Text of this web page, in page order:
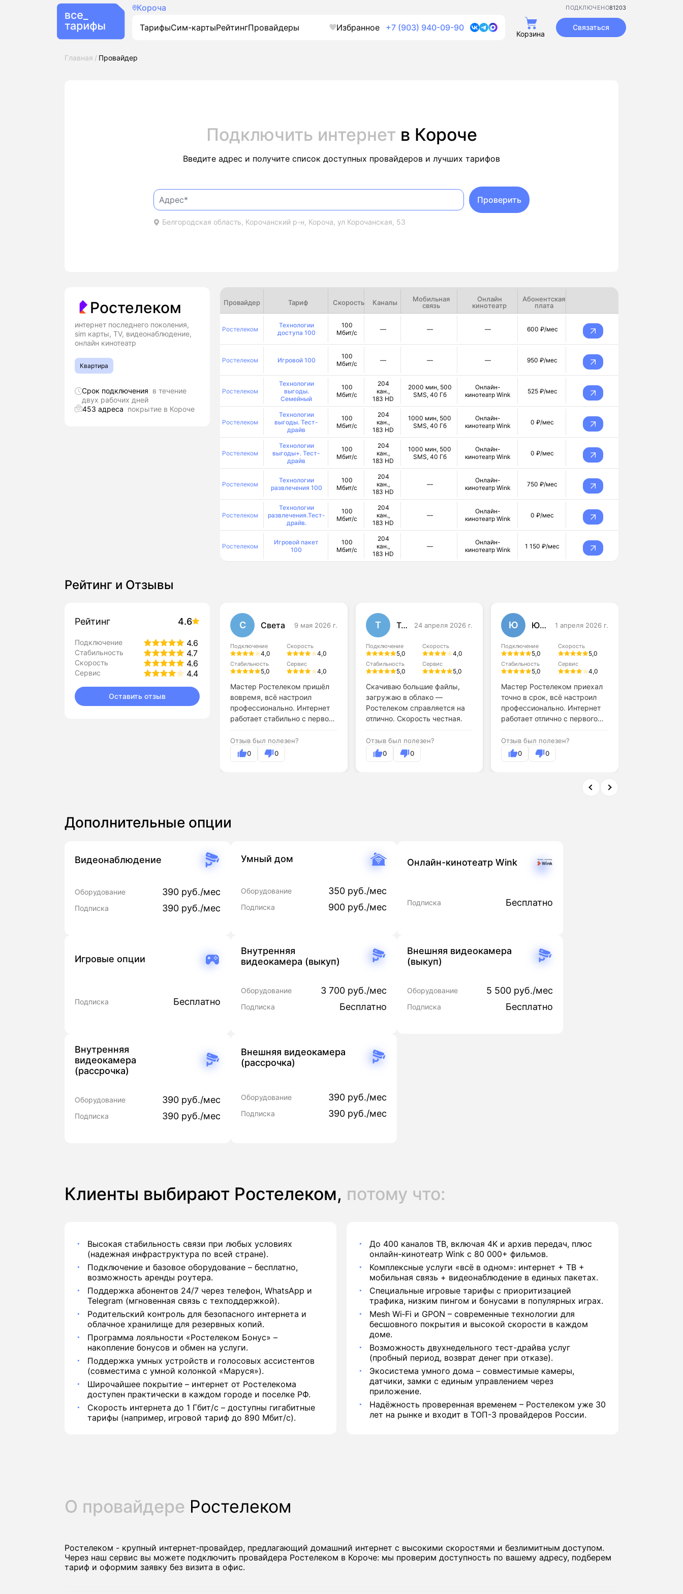
Короча 81203
ПОДКЛЮЧЕНО
ТарифыСим-картыРейтингПровайдеры Избранное +7 (903) 940-09-90
Корзина
Связаться
Главная Провайдер
Подключить интернет в Короче
Введите адрес и получите список доступных провайдеров и лучших тарифов
Белгородская область, Корочанский р-н, Короча, ул Корочанская, 53
Проверить
Ростелеком
интернет последнего поколения,
sim карты, TV, видеонаблюдение,
онлайн кинотеатр
Квартира
Срок подключения в течение
двух рабочих дней
453 адреса покрытие в Короче
Рейтинг 4.6
Подключение 4.6
Стабильность 4.7
Скорость 4.6
Сервис 4.4
Оставить отзыв
Рейтинг и Отзывы
С Света 9 мая 2026 г.
Подключение
4,0
Скорость
4,0
Стабильность
5,0
Сервис
4,0
Мастер Ростелеком пришёл
вовремя, всё настроил
профессионально. Интернет
работает стабильно с первого
Отзыв был полезен?
0
0
Т Тома 24 апреля 2026 г.
Подключение
5,0
Скорость
4,0
Стабильность
5,0
Сервис
5,0
Скачиваю большие файлы,
загружаю в облако —
Ростелеком справляется на
отлично. Скорость честная.
Отзыв был полезен?
0
0
Ю Юлия Данилова 1 апреля 2026 г.
Подключение
5,0
Скорость
5,0
Стабильность
5,0
Сервис
4,0
Мастер Ростелеком приехал
точно в срок, всё настроил
профессионально. Интернет
работает отлично с первого
Отзыв был полезен?
0
0
Провайдер Тариф Скорость Каналы
Мобильная
связь
Онлайн
кинотеатр
Абонентская
плата
Ростелеком
Технологии
доступа 100
100
Мбит/с
— — — 600 ₽/мес
Ростелеком Игровой 100
100
Мбит/с
— — — 950 ₽/мес
Ростелеком
Технологии
выгоды.
Семейный
100
Мбит/с
204
кан.,
183 HD
2000 мин, 500
SMS, 40 Гб
Онлайн-
кинотеатр Wink
525 ₽/мес
Ростелеком
Технологии
выгоды. Тест-
драйв
100
Мбит/с
204
кан.,
183 HD
1000 мин, 500
SMS, 40 Гб
Онлайн-
кинотеатр Wink
0 ₽/мес
Ростелеком
Технологии
выгоды+. Тест-
драйв
100
Мбит/с
204
кан.,
183 HD
1000 мин, 500
SMS, 40 Гб
Онлайн-
кинотеатр Wink
0 ₽/мес
Ростелеком
Технологии
развлечения 100
100
Мбит/с
204
кан.,
183 HD
—
Онлайн-
кинотеатр Wink
750 ₽/мес
Ростелеком
Технологии
развлечения.Тест-
драйв.
100
Мбит/с
204
кан.,
183 HD
—
Онлайн-
кинотеатр Wink
0 ₽/мес
Ростелеком
Игровой пакет
100
100
Мбит/с
204
кан.,
183 HD
—
Онлайн-
кинотеатр Wink
1 150 ₽/мес
Дополнительные опции
Видеонаблюдение
Оборудование 390 руб./мес
Подписка 390 руб./мес
Умный дом
Оборудование 350 руб./мес
Подписка 900 руб./мес
Онлайн-кинотеатр Wink
Подписка Бесплатно
Игровые опции
Подписка Бесплатно
Внутренняя
видеокамера (выкуп)
Оборудование 3 700 руб./мес
Подписка Бесплатно
Внешняя видеокамера
(выкуп)
Оборудование 5 500 руб./мес
Подписка Бесплатно
Внутренняя
видеокамера
(рассрочка)
Оборудование 390 руб./мес
Подписка 390 руб./мес
Внешняя видеокамера
(рассрочка)
Оборудование 390 руб./мес
Подписка 390 руб./мес
Клиенты выбирают Ростелеком, потому что:
Высокая стабильность связи при любых условиях
(надежная инфраструктура по всей стране).
Подключение и базовое оборудование – бесплатно,
возможность аренды роутера.
Поддержка абонентов 24/7 через телефон, WhatsApp и
Telegram (мгновенная связь с техподдержкой).
Родительский контроль для безопасного интернета и
облачное хранилище для резервных копий.
Программа лояльности «Ростелеком Бонус» –
накопление бонусов и обмен на услуги.
Поддержка умных устройств и голосовых ассистентов
(совместима с умной колонкой «Маруся»).
Широчайшее покрытие – интернет от Ростелекома
доступен практически в каждом городе и поселке РФ.
Скорость интернета до 1 Гбит/с – доступны гигабитные
тарифы (например, игровой тариф до 890 Мбит/с).
До 400 каналов ТВ, включая 4K и архив передач, плюс
онлайн-кинотеатр Wink с 80 000+ фильмов.
Комплексные услуги «всё в одном»: интернет + ТВ +
мобильная связь + видеонаблюдение в единых пакетах.
Специальные игровые тарифы с приоритизацией
трафика, низким пингом и бонусами в популярных играх.
Mesh Wi‑Fi и GPON – современные технологии для
бесшовного покрытия и высокой скорости в каждом
доме.
Возможность двухнедельного тест-драйва услуг
(пробный период, возврат денег при отказе).
Экосистема умного дома – совместимые камеры,
датчики, замки с единым управлением через
приложение.
Надёжность проверенная временем – Ростелеком уже 30
лет на рынке и входит в ТОП-3 провайдеров России.
О провайдере Ростелеком
Ростелеком - крупный интернет‑провайдер, предлагающий домашний интернет с высокими скоростями и безлимитным доступом.
Через наш сервис вы можете подключить провайдера Ростелеком в Короче: мы проверим доступность по вашему адресу, подберем
тариф и оформим заявку без визита в офис.